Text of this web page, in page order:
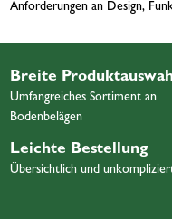
Anforderungen an Design,
Breite
Umfangreiches Sortiment an
Bodenbelägen
Leichte Bestellung
Übersichtlich und